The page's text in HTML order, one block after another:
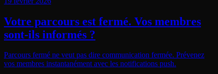
Votre parcours est fermé. Vos membres
sont-ils informés ?
Parcours fermé ne veut pas dire communication fermée. Prévenez
vos membres instantanément avec les notifications push.